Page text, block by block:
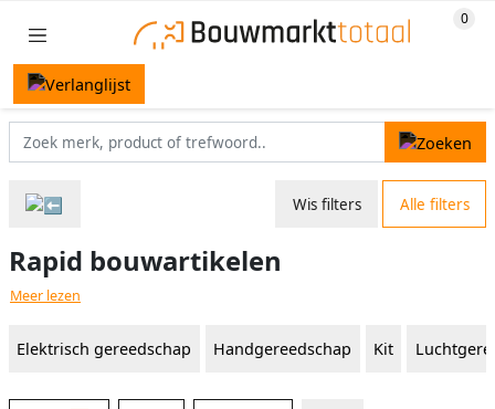
Wis filters Alle filters
Rapid bouwartikelen
Meer lezen
Elektrisch gereedschap Handgereedschap Kit